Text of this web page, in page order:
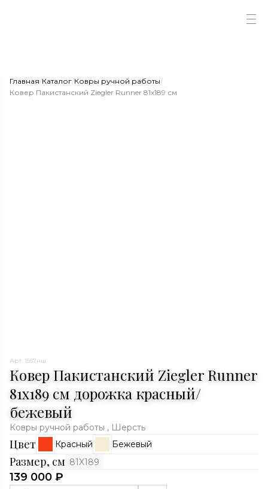
Главная/Каталог/Ковры ручной работы/
Ковер Пакистанский Ziegler Runner 81x189 см
Арт. 1557нш
Ковер Пакистанский Ziegler Runner
81x189 см дорожка красный/
бежевый
Ковры ручной работы , Шерсть
Цвет Красный Бежевый
Размер, см 81X189
139 000 ₽